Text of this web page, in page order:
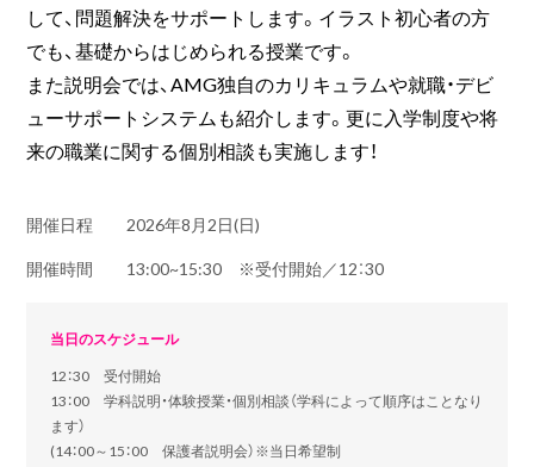
して、問題解決をサポートします。イラスト初心者の方
でも、基礎からはじめられる授業です。
また説明会では、AMG独自のカリキュラムや就職・デビ
ューサポートシステムも紹介します。更に入学制度や将
来の職業に関する個別相談も実施します！
開催日程
2026年8月2日(日)
開催時間
13:00~15:30 ※受付開始／12：30
当日のスケジュール
12：30 受付開始
13：00 学科説明・体験授業・個別相談（学科によって順序はことなり
ます）
(14：00～15：00 保護者説明会）※当日希望制